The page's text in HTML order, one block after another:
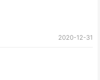
2020-12-31